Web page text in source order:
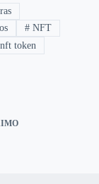
# NFT
nft token